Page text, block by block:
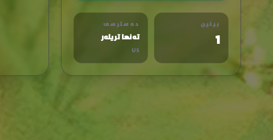
بینین
1
دەسترسی
تەنها تریلەر
US